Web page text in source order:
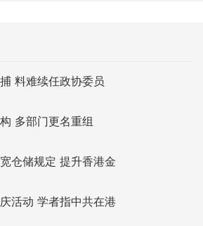
料难续任政协委员
多部门更名重组
仓储规定 提升香港金
活动 学者指中共在港